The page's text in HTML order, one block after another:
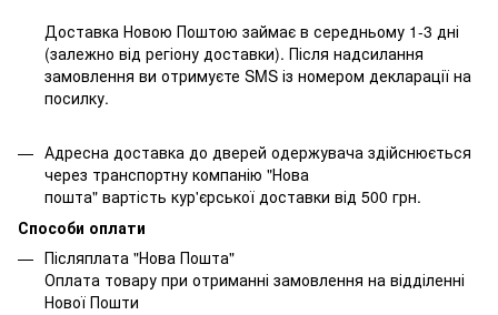
Доставка Новою Поштою займає в середньому 1-3 дні
(залежно від регіону доставки). Після надсилання
замовлення ви отримуєте SMS із номером декларації на
посилку.
Адресна доставка до дверей одержувача здійснюється
через транспортну компанію "Нова
пошта" вартість кур'єрської доставки від 500 грн.
Способи оплати
Післяплата "Нова Пошта"
Оплата товару при отриманні замовлення на відділенні
Нової Пошти